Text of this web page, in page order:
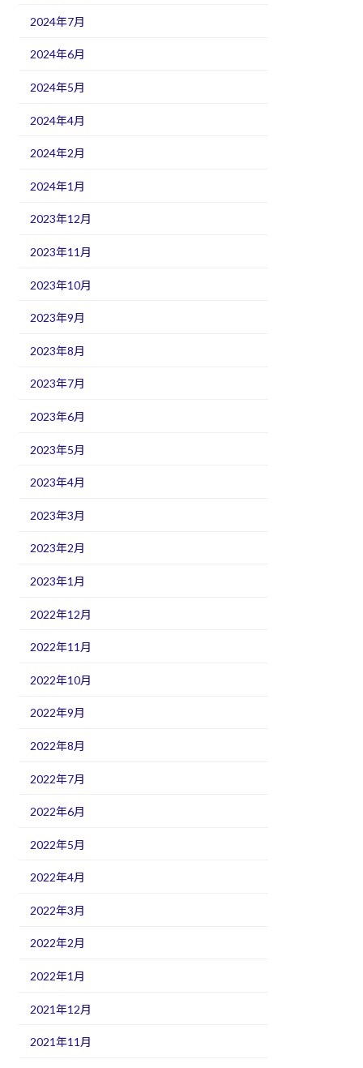
2024年7月
2024年6月
2024年5月
2024年4月
2024年2月
2024年1月
2023年12月
2023年11月
2023年10月
2023年9月
2023年8月
2023年7月
2023年6月
2023年5月
2023年4月
2023年3月
2023年2月
2023年1月
2022年12月
2022年11月
2022年10月
2022年9月
2022年8月
2022年7月
2022年6月
2022年5月
2022年4月
2022年3月
2022年2月
2022年1月
2021年12月
2021年11月